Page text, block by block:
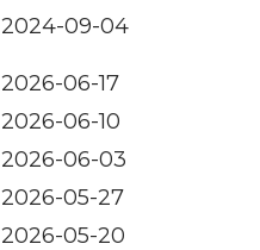
2024-09-04
2026-06-17
2026-06-10
2026-06-03
2026-05-27
2026-05-20